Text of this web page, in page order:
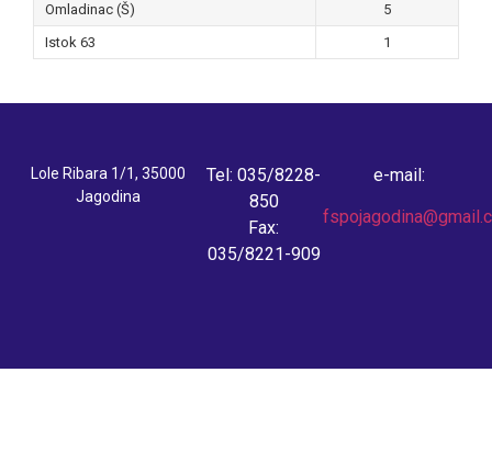
Omladinac (Š)
5
Istok 63
1
Lole Ribara 1/1, 35000
Jagodina
Tel: 035/8228-
850
Fax:
035/8221-909
e-mail: